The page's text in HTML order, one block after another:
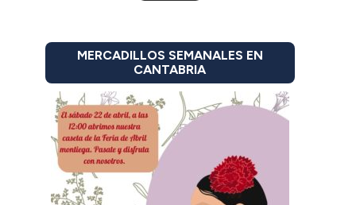
MERCADILLOS SEMANALES EN
CANTABRIA